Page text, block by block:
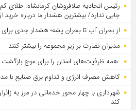
رئیس اتحادیه طلافروشان کرمانشاه: طلای
جایی ندارد/ بیشترین هشدار ما درباره
از بحران آب تا بحران پشه؛ هشدار جدی
مدیران نظارت بر زیر مجموعه را بیشتر کنند
همه ظرفیت‌های استان را برای موج بازگشت
کاهش مصرف انرژی و تداوم برق صنایع با
شهرداری با چهار محور خدماتی در مرز به
کند